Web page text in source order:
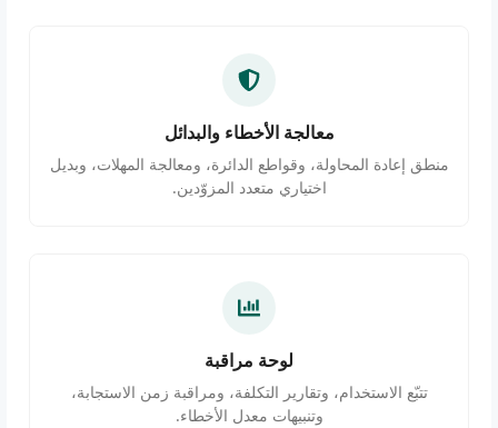
معالجة الأخطاء والبدائل
منطق إعادة المحاولة، وقواطع الدائرة، ومعالجة المهلات، وبديل
اختياري متعدد المزوّدين.
لوحة مراقبة
تتبّع الاستخدام، وتقارير التكلفة، ومراقبة زمن الاستجابة،
وتنبيهات معدل الأخطاء.